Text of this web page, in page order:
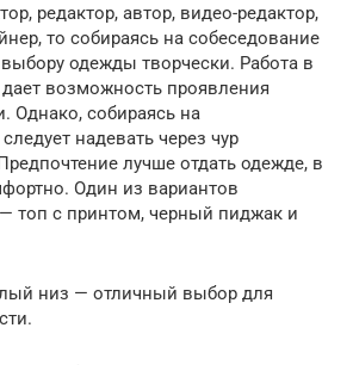
редактор, автор, видео-редактор,
то собираясь на собеседование
одежды творчески. Работа в
возможность проявления
Однако, собираясь на
надевать через чур
лучше отдать одежде, в
Один из вариантов
топ с принтом, черный пиджак и
низ — отличный выбор для